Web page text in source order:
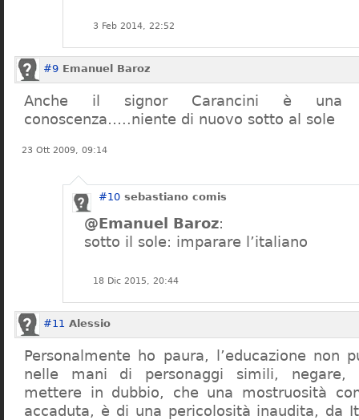
3 Feb 2014, 22:52
#9 Emanuel Baroz
Anche il signor Carancini è una
conoscenza…..niente di nuovo sotto al sole
23 Ott 2009, 09:14
#10 sebastiano comis
@Emanuel Baroz:
sotto il sole: imparare l’italiano
18 Dic 2015, 20:44
#11 Alessio
Personalmente ho paura, l’educazione non
nelle mani di personaggi simili, negare,
mettere in dubbio, che una mostruosità
accaduta, è di una pericolosità inaudita, da